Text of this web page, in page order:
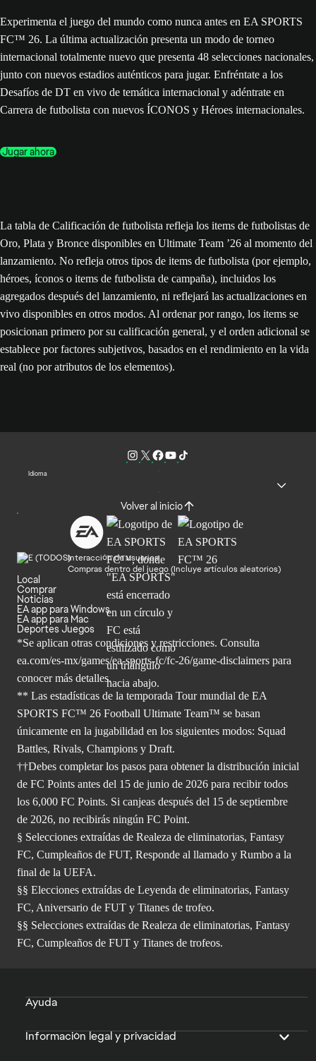
Experimenta el juego del mundo como nunca antes en EA SPORTS
FC™ 26. La última actualización presenta un modo de torneo
internacional totalmente nuevo que presenta 48 selecciones nacionales,
junto con nuevos estadios auténticos para jugar. Enfréntate a los
Desafíos de DT en vivo de temática internacional y adéntrate en
Carrera de futbolista con nuevos ÍCONOS y Héroes internacionales.
Jugar ahora
La tabla de Calificación de futbolista refleja los items de futbolistas de
Oro, Plata y Bronce disponibles en Ultimate Team ’26 al momento del
lanzamiento. No refleja otros tipos de items de futbolista (por ejemplo,
héroes, íconos o items de futbolista de campaña), incluidos los
agregados después del lanzamiento, ni reflejará las actualizaciones en
vivo disponibles en otros modos. Al ordenar por rango, los items se
posicionan primero por su calificación general, y el orden adicional se
establece por factores subjetivos, basados en el rendimiento en la vida
real (no por atributos de los elementos).
Idioma
Volver al inicio
Interacción de usuarios
Compras dentro del juego (Incluye artículos aleatorios)
Local
Comprar
Noticias
EA app para Windows
EA app para Mac
Deportes Juegos
*Se aplican otras condiciones y restricciones. Consulta
ea.com/es-mx/games/ea-sports-fc/fc-26/game-disclaimers para
conocer más detalles.
** Las estadísticas de la temporada Tour mundial de EA
SPORTS FC™ 26 Football Ultimate Team™ se basan
únicamente en la jugabilidad en los siguientes modos: Squad
Battles, Rivals, Champions y Draft.
††Debes completar los pasos para obtener la distribución inicial
de FC Points antes del 15 de junio de 2026 para recibir todos
los 6,000 FC Points. Si canjeas después del 15 de septiembre
de 2026, no recibirás ningún FC Point.
§ Selecciones extraídas de Realeza de eliminatorias, Fantasy
FC, Cumpleaños de FUT, Responde al llamado y Rumbo a la
final de la UEFA.
§§ Elecciones extraídas de Leyenda de eliminatorias, Fantasy
FC, Aniversario de FUT y Titanes de trofeo.
§§ Selecciones extraídas de Realeza de eliminatorias, Fantasy
FC, Cumpleaños de FUT y Titanes de trofeos.
Ayuda
Información legal y privacidad